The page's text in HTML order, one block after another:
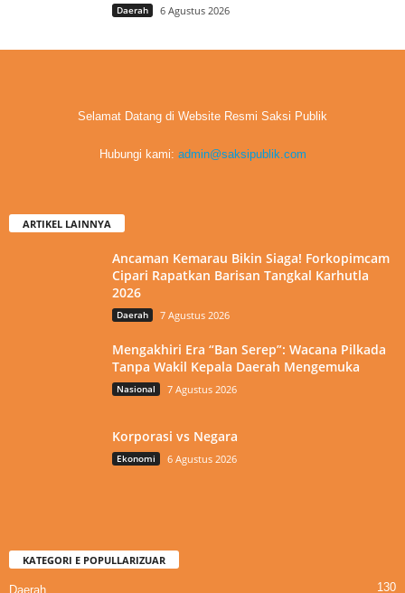
Daerah 6 Agustus 2026
Selamat Datang di Website Resmi Saksi Publik
Hubungi kami: admin@saksipublik.com
ARTIKEL LAINNYA
Ancaman Kemarau Bikin Siaga! Forkopimcam
Cipari Rapatkan Barisan Tangkal Karhutla
2026
Daerah 7 Agustus 2026
Mengakhiri Era “Ban Serep”: Wacana Pilkada
Tanpa Wakil Kepala Daerah Mengemuka
Nasional 7 Agustus 2026
Korporasi vs Negara
Ekonomi 6 Agustus 2026
KATEGORI E POPULLARIZUAR
Daerah 130